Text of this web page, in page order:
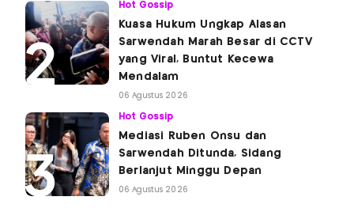
Hot Gossip
Kuasa Hukum Ungkap Alasan
Sarwendah Marah Besar di CCTV
yang Viral, Buntut Kecewa
Mendalam
06 Agustus 2026
Hot Gossip
Mediasi Ruben Onsu dan
Sarwendah Ditunda, Sidang
Berlanjut Minggu Depan
06 Agustus 2026